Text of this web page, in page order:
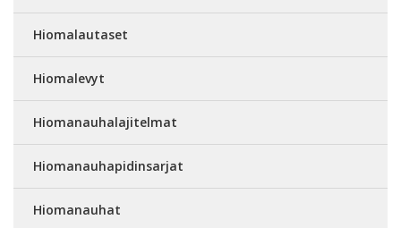
Hiomalautaset
Hiomalevyt
Hiomanauhalajitelmat
Hiomanauhapidinsarjat
Hiomanauhat